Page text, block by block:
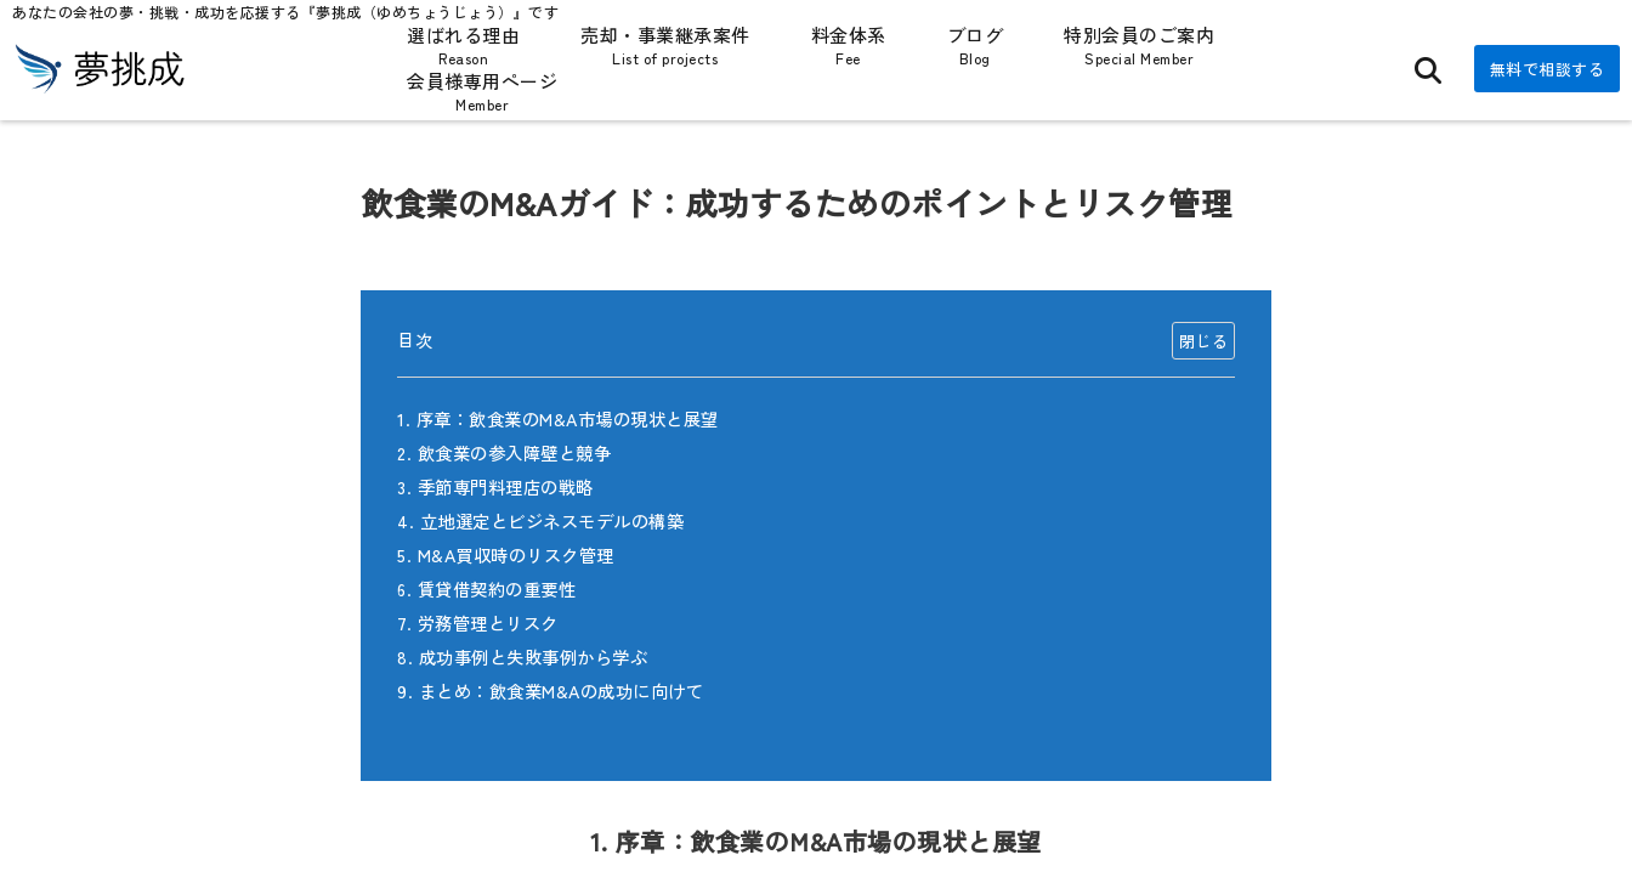
あなたの会社の夢・挑戦・成功を応援する『夢挑成（ゆめちょうじょう）』です
選ばれる理由
Reason
売却・事業継承案件
List of projects
料金体系
Fee
ブログ
Blog
特別会員のご案内
Special Member
会員様専用ページ
Member
無料で相談する
飲食業のM&Aガイド：成功するためのポイントとリスク管理
目次
1. 序章：飲食業のM&A市場の現状と展望
2. 飲食業の参入障壁と競争
3. 季節専門料理店の戦略
4. 立地選定とビジネスモデルの構築
5. M&A買収時のリスク管理
6. 賃貸借契約の重要性
7. 労務管理とリスク
8. 成功事例と失敗事例から学ぶ
9. まとめ：飲食業M&Aの成功に向けて
1. 序章：飲食業のM&A市場の現状と展望